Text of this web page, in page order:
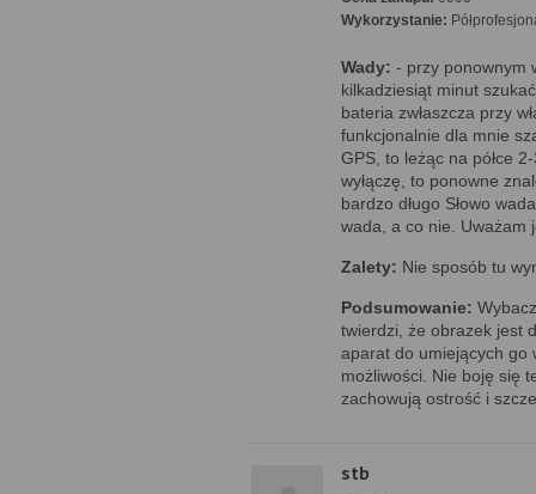
Wykorzystanie:
Wady: - przy ponownym
kilkadziesiąt minut
bateria zwłaszcza przy
funkcjonalnie dla mnie
GPS, to leżąc na półce
wyłączę, to ponowne
bardzo długo Słowo
wada, a co nie. Uważam
Zalety: Nie sposób tu
Podsumowanie:
twierdzi, że obrazek jest
aparat do umiejących go
możliwości. Nie boję się
zachowują ostrość i
stb